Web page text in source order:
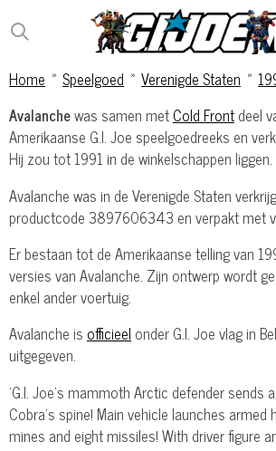
Ga
direct
de
hoofdinhoud
Home » Speelgoed » Verenigde Staten »
Avalanchewas samen metCold Frontdeel
Amerikaanse G.I. Joe speelgoedreeks en
Hij zou tot 1991 in de winkelschappen liggen.
Avalanche was in de Verenigde Staten
productcode 3897606343 en verpakt met
Er bestaan tot de Amerikaanse telling van
versies van Avalanche. Zijn ontwerp wordt
enkel ander voertuig.
Avalanche is officieel onder G.I. Joe vlag in
uitgegeven.
'G.I. Joe's mammoth Arctic defender sends
Cobra's spine! Main vehicle launches armed
mines and eight missiles! With driver figure